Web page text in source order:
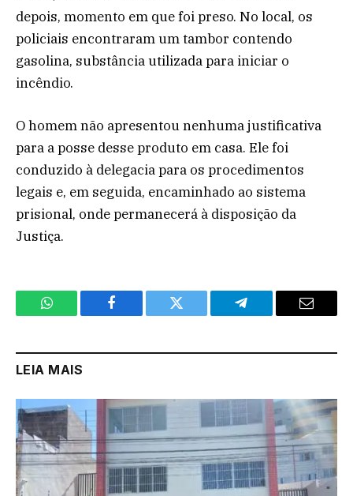
depois, momento em que foi preso. No local, os
policiais encontraram um tambor contendo
gasolina, substância utilizada para iniciar o
incêndio.
O homem não apresentou nenhuma justificativa
para a posse desse produto em casa. Ele foi
conduzido à delegacia para os procedimentos
legais e, em seguida, encaminhado ao sistema
prisional, onde permanecerá à disposição da
Justiça.
WhatsApp Facebook Twitter Telegram Email
LEIA MAIS